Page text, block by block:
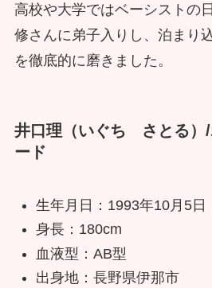
高校や大学ではベーシストの
修さんに弟子入りし、泊まり
を徹底的に磨きました。
井口理（いぐち さとる）/
ード
生年月日：1993年10月5日
身長：180cm
血液型：AB型
出身地：長野県伊那市